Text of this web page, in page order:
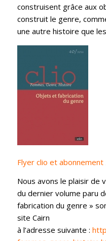
construisent grâce aux
construit le genre,
une autre histoire que
Flyer clio et abonnement
Nous avons le plaisir de
du dernier volume paru
fabrication du genre »
site Cairn
à l’adresse suivante :